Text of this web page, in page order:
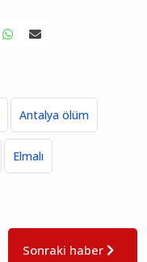
Antalya ölüm
Elmalı
Sonraki haber